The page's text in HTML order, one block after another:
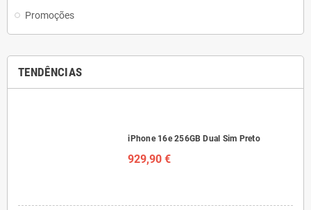
Promoções
TENDÊNCIAS
iPhone 16e 256GB Dual Sim Preto
929,90 €